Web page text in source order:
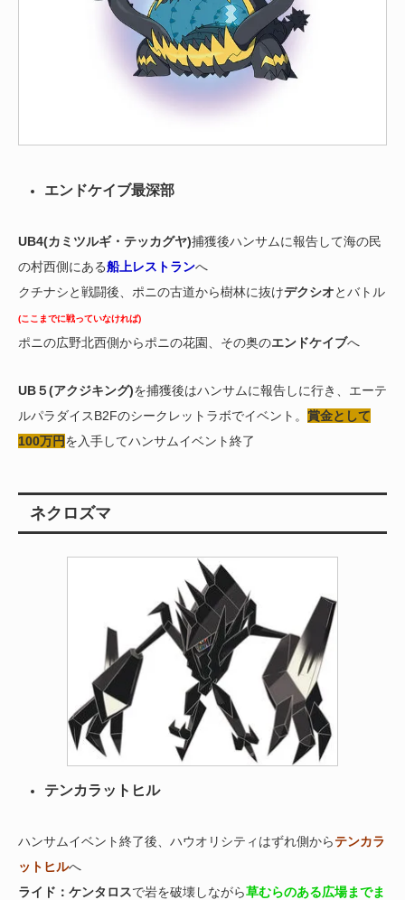
エンドケイブ最深部
UB4(カミツルギ・テッカグヤ)捕獲後ハンサムに報告して海の民
の村西側にある船上レストランへ
クチナシと戦闘後、ポニの古道から樹林に抜けデクシオとバトル
(ここまでに戦っていなければ)
ポニの広野北西側からポニの花園、その奥のエンドケイブへ
UB５(アクジキング)を捕獲後はハンサムに報告しに行き、エーテ
ルパラダイスB2Fのシークレットラボでイベント。 賞金として
100万円を入手してハンサムイベント終了
ネクロズマ
テンカラットヒル
ハンサムイベント終了後、ハウオリシティはずれ側からテンカラ
ットヒルへ
ライド：ケンタロスで岩を破壊しながら草むらのある広場までま